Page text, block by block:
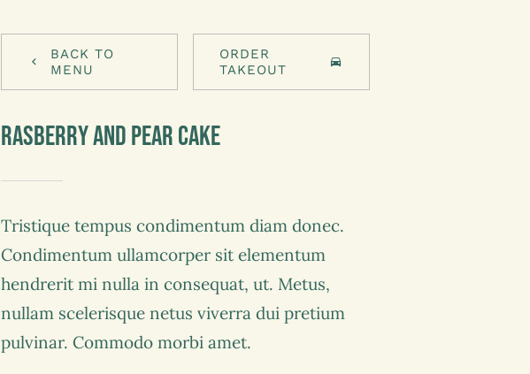
BACK TO
MENU
ORDER
TAKEOUT
Rasberry And Pear Cake
Tristique tempus condimentum diam donec.
Condimentum ullamcorper sit elementum
hendrerit mi nulla in consequat, ut. Metus,
nullam scelerisque netus viverra dui pretium
pulvinar. Commodo morbi amet.